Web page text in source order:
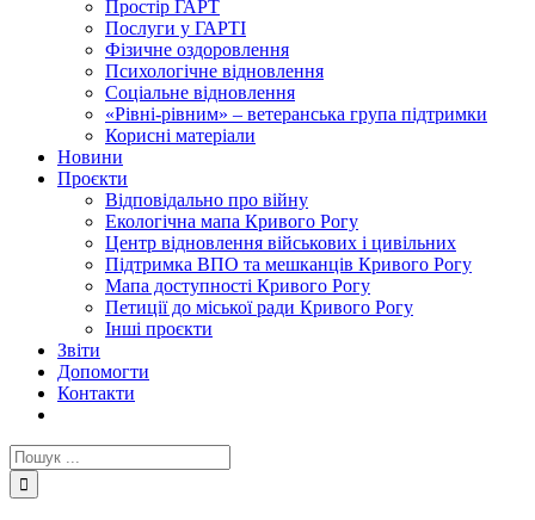
Простір ГАРТ
Послуги у ГАРТІ
Фізичне оздоровлення
Психологічне відновлення
Соціальне відновлення
«Рівні-рівним» – ветеранська група підтримки
Корисні матеріали
Новини
Проєкти
Відповідально про війну
Екологічна мапа Кривого Рогу
Центр відновлення військових і цивільних
Підтримка ВПО та мешканців Кривого Рогу
Мапа доступності Кривого Рогу
Петиції до міської ради Кривого Рогу
Інші проєкти
Звіти
Допомогти
Контакти
Пошук
...